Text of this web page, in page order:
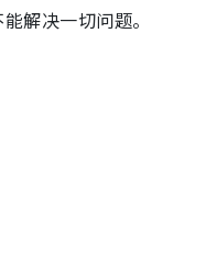
解决一切问题。